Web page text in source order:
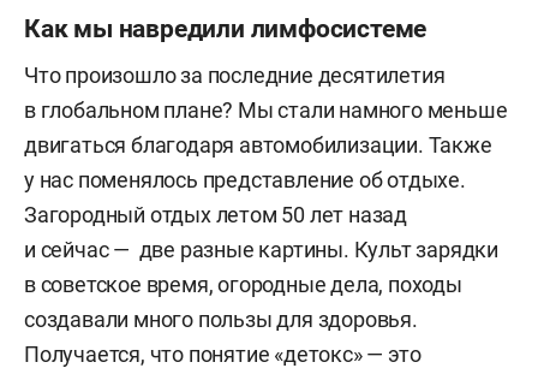
Как мы навредили лимфосистеме
Что произошло за последние десятилетия
в глобальном плане? Мы стали намного меньше
двигаться благодаря автомобилизации. Также
у нас поменялось представление об отдыхе.
Загородный отдых летом 50 лет назад
и сейчас — две разные картины. Культ зарядки
в советское время, огородные дела, походы
создавали много пользы для здоровья.
Получается, что понятие «детокс» — это